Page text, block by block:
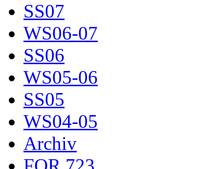
SS07
WS06-07
SS06
WS05-06
SS05
WS04-05
Archiv